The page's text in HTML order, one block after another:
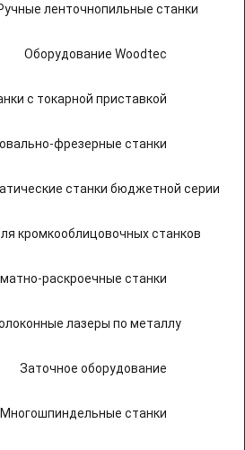
ленточнопильные станки
Оборудование Woodtec
с токарной приставкой
фрезерные станки
станки бюджетной серии
кромкооблицовочных станков
раскроечные станки
лазеры по металлу
Заточное оборудование
Многошпиндельные станки